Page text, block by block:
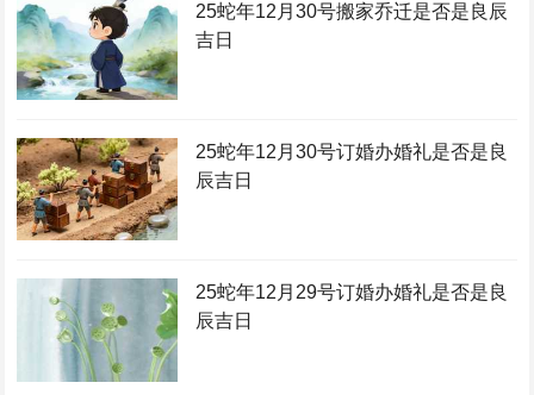
25蛇年12月30号搬家乔迁是否是良辰
吉日
25蛇年12月30号订婚办婚礼是否是良
辰吉日
25蛇年12月29号订婚办婚礼是否是良
辰吉日